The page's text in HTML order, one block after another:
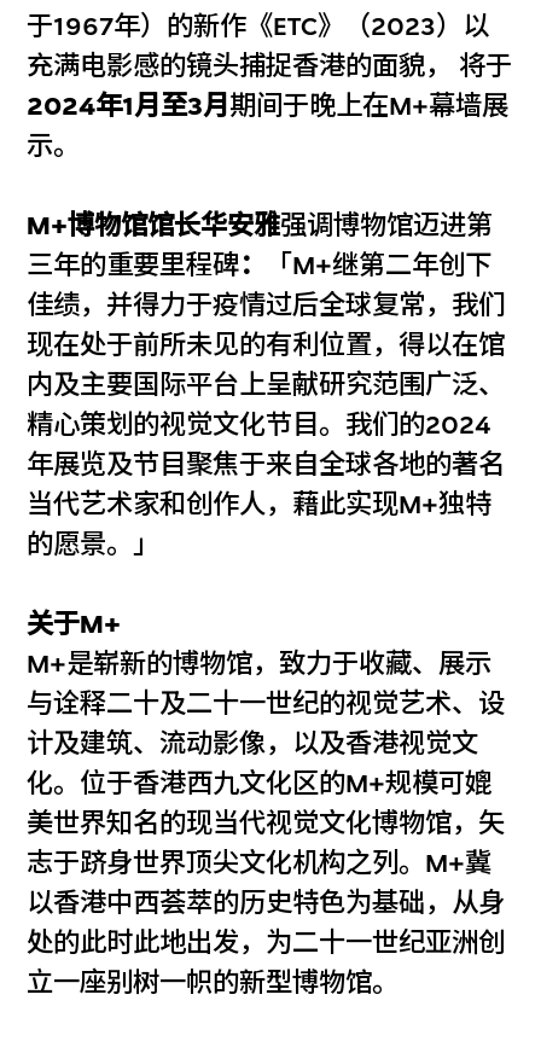
于1967年）的新作《ETC》（2023）以
充满电影感的镜头捕捉香港的面貌， 将于
2024年1月至3月 期间于晚上在M+幕墙展
示。
M+博物馆馆长华安雅强调博物馆迈进第
三年的重要里程碑：
「M+继第二年创下
佳绩，并得力于疫情过后全球复常，我们
现在处于前所未见的有利位置，得以在馆
内及主要国际平台上呈献研究范围广泛、
精心策划的视觉文化节目。我们的2024
年展览及节目聚焦于来自全球各地的著名
当代艺术家和创作人，藉此实现M+独特
的愿景。」
关于M+
M+是崭新的博物馆，致力于收藏、展示
与诠释二十及二十一世纪的视觉艺术、设
计及建筑、流动影像，以及香港视觉文
化。位于香港西九文化区的M+规模可媲
美世界知名的现当代视觉文化博物馆，矢
志于跻身世界顶尖文化机构之列。M+冀
以香港中西荟萃的历史特色为基础，从身
处的此时此地出发，为二十一世纪亚洲创
立一座别树一帜的新型博物馆。